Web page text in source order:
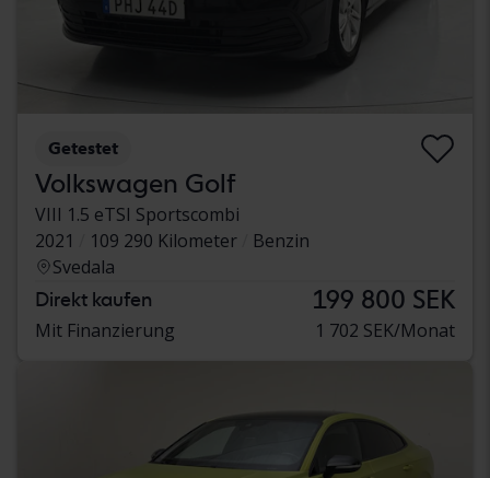
Getestet
Volkswagen Golf
VIII 1.5 eTSI Sportscombi
2021
109 290 Kilometer
Benzin
Svedala
Direkt kaufen 199 800 SEK
Mit Finanzierung 1 702 SEK/Monat